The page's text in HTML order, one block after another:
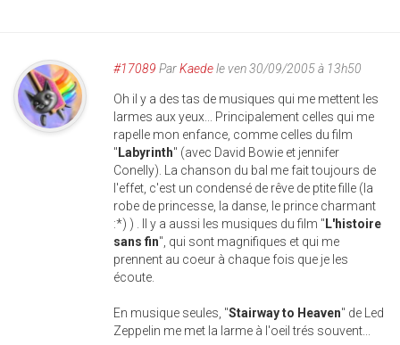
#17089 ParKaedele ven 30/09/2005 à 13h50
Oh il y a des tas de musiques qui me mettent les
larmes aux yeux... Principalement celles qui me
rapelle mon enfance, comme celles du film
" Labyrinth" (avec David Bowie et jennifer
Conelly). La chanson du bal me fait toujours de
l'effet, c'est un condensé de rêve de ptite fille (la
robe de princesse, la danse, le prince charmant
:*) ) . Il y a aussi les musiques du film " L'histoire
sans fin", qui sont magnifiques et qui me
prennent au coeur à chaque fois que je les
écoute.
En musique seules, "Stairway to Heaven" de Led
Zeppelin me met la larme à l'oeil trés souvent...